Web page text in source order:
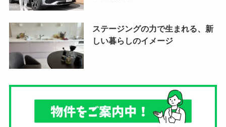
ステージングの力で生まれる、新
しい暮らしのイメージ